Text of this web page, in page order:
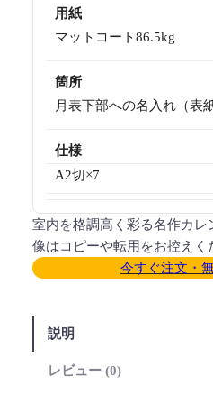
用紙
マットコート86.5kg
箇所
月表下部への名入れ（表
仕様
A2切×7
室内を格調高く彩る名作カ
像はコピーや転用をお控えく
今すぐ注文・
説明
レビュー (0)